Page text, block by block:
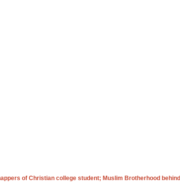
of Christian college student; Muslim Brotherhood behind